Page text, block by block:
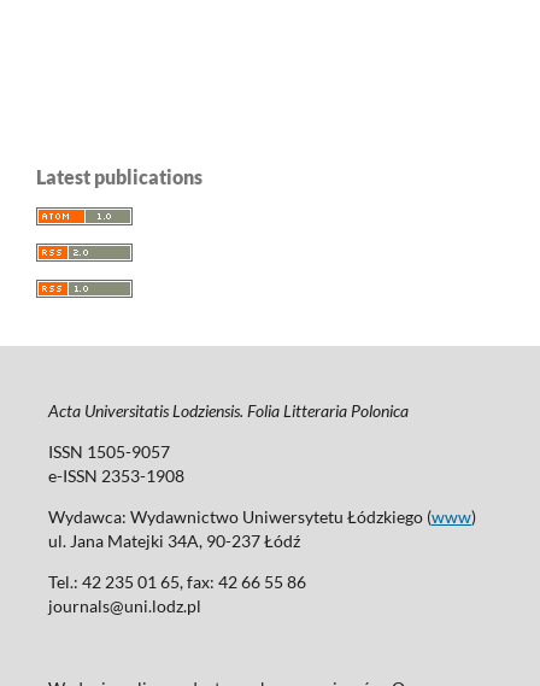
Latest publications
Acta Universitatis Lodziensis. Folia Litteraria Polonica
ISSN 1505-9057
e-ISSN 2353-1908
Wydawca: Wydawnictwo Uniwersytetu Łódzkiego (www)
ul. Jana Matejki 34A, 90-237 Łódź
Tel.: 42 235 01 65, fax: 42 66 55 86
journals@uni.lodz.pl